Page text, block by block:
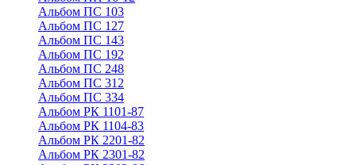
Альбом ПС 103
Альбом ПС 127
Альбом ПС 143
Альбом ПС 192
Альбом ПС 248
Альбом ПС 312
Альбом ПС 334
Альбом РК 1101-87
Альбом РК 1104-83
Альбом РК 2201-82
Альбом РК 2301-82